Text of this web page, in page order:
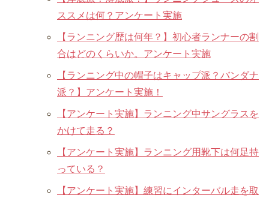
ススメは何？アンケート実施
【ランニング歴は何年？】初心者ランナーの割
合はどのくらいか。アンケート実施
【ランニング中の帽子はキャップ派？バンダナ
派？】アンケート実施！
【アンケート実施】ランニング中サングラスを
かけて走る？
【アンケート実施】ランニング用靴下は何足持
っている？
【アンケート実施】練習にインターバル走を取